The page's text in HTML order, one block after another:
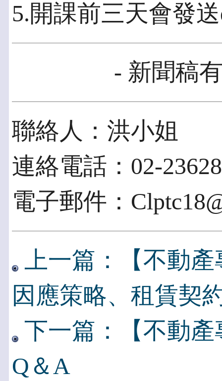
5.開課前三天會發
- 新聞稿
聯絡人：洪小姐
連絡電話：02-
電子郵件：
上一篇：【不動
因應策略、租賃契
下一篇：【不動
Q＆A